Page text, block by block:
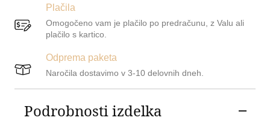
Plačila
Omogočeno vam je plačilo po predračunu, z Valu ali
plačilo s kartico.
Odprema paketa
Naročila dostavimo v 3-10 delovnih dneh.
Podrobnosti izdelka